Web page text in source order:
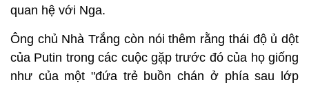
quan hệ với Nga.
Ông chủ Nhà Trắng còn nói thêm rằng thái độ ủ dột
của Putin trong các cuộc gặp trước đó của họ giống
như của một "đứa trẻ buồn chán ở phía sau lớp